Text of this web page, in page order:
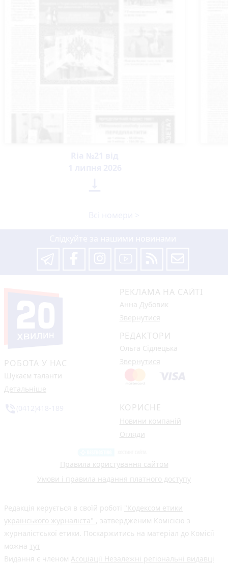
РОБОТА У НАС
Шукаєм таланти
Детальніше
РЕКЛАМА НА САЙТІ
Анна Дубовик
Звернутися
РЕДАКТОРИ
Ольга Сідлецька
Звернутися
КОРИСНЕ
Новини компаній
Огляди
Правила користування сайтом
Умови і правила надання платного доступу
Редакція керується в своїй роботі "Кодексом етики
українського журналіста" , затвердженим Комісією з
журналістської етики. Поскаржитись на матеріал до Комісії
можна тут
Видання є членом Асоціації Незалежні регіональні видавці